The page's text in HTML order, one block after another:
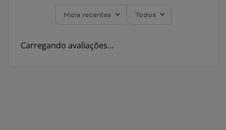
Mais recentes Todos
Carregando avaliações…